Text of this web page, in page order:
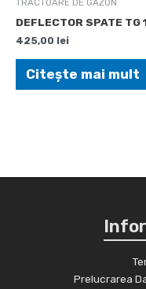
TRACTOARE DE GAZON
DEFLECTOR SPATE
425,00 lei
Citește mai mult
Prelucrarea